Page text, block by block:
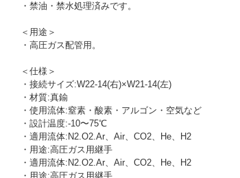
・禁油・禁水処理済みです。
＜用途＞
・高圧ガス配管用。
＜仕様＞
・接続サイズ:W22-14(右)×W21-14(左)
・材質:真鍮
・使用流体:窒素・酸素・アルゴン・空気など
・設計温度:-10〜75℃
・適用流体:N2.O2.Ar、Air、CO2、He、H2
・用途:高圧ガス用継手
・適用流体:N2.O2.Ar、Air、CO2、He、H2
・用途:高圧ガス用継手